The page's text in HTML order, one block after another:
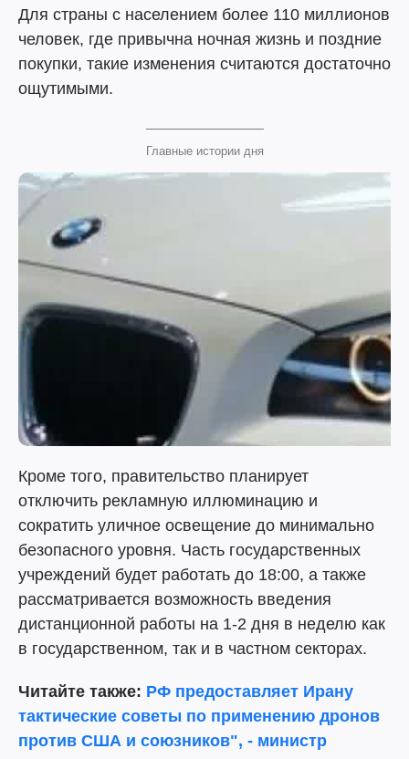
Для страны с населением более 110 миллионов
человек, где привычна ночная жизнь и поздние
покупки, такие изменения считаются достаточно
ощутимыми.
Главные истории дня
Кроме того, правительство планирует
отключить рекламную иллюминацию и
сократить уличное освещение до минимально
безопасного уровня. Часть государственных
учреждений будет работать до 18:00, а также
рассматривается возможность введения
дистанционной работы на 1-2 дня в неделю как
в государственном, так и в частном секторах.
Читайте также: РФ предоставляет Ирану
тактические советы по применению дронов
против США и союзников", - министр